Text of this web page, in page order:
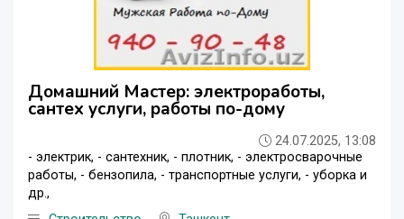
Домашний Мастер: электроработы,
сантех услуги, работы по-дому
24.07.2025, 13:08
- электрик, - сантехник, - плотник, - электросварочные
работы, - бензопила, - транспортные услуги, - уборка и
др.,